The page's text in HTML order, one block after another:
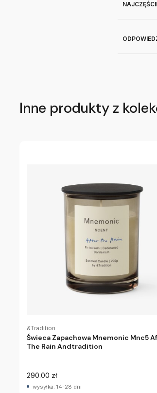
Inne produkty z
&Tradition
Świeca Zapachowa Mnemonic Mnc5
The Rain Andtradition
290.00 zł
wysyłka: 14-28 dni